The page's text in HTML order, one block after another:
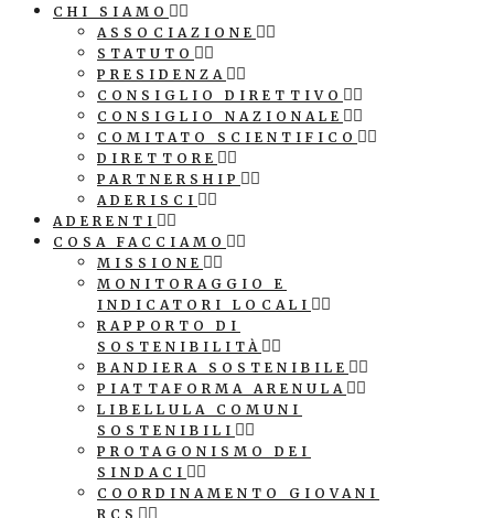
CHI SIAMO
ASSOCIAZIONE
STATUTO
PRESIDENZA
CONSIGLIO DIRETTIVO
CONSIGLIO NAZIONALE
COMITATO SCIENTIFICO
DIRETTORE
PARTNERSHIP
ADERISCI
ADERENTI
COSA FACCIAMO
MISSIONE
MONITORAGGIO E
INDICATORI LOCALI
RAPPORTO DI
SOSTENIBILITÀ
BANDIERA SOSTENIBILE
PIATTAFORMA ARENULA
LIBELLULA COMUNI
SOSTENIBILI
PROTAGONISMO DEI
SINDACI
COORDINAMENTO GIOVANI
RCS